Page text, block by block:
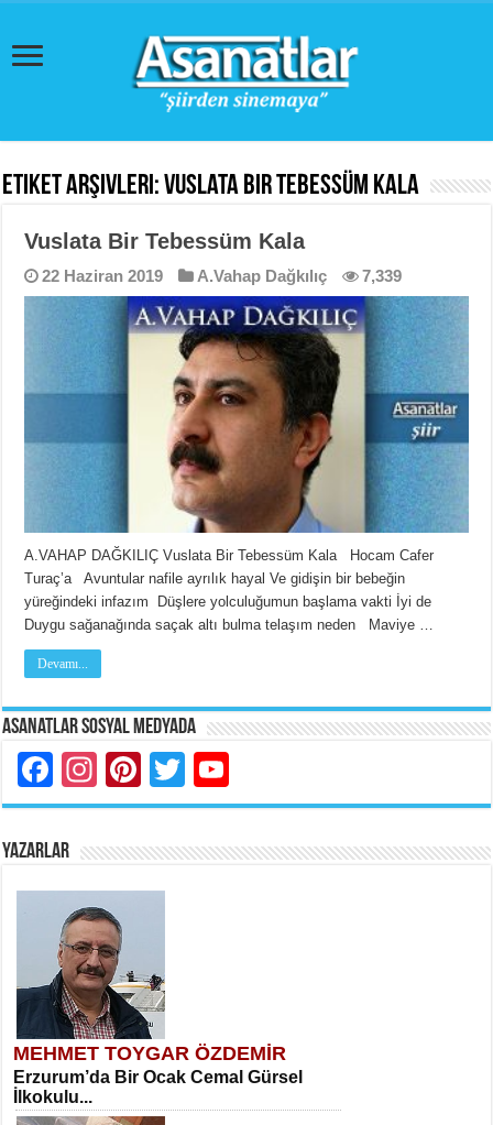
Etiket Arşivleri:Vuslata Bir Tebessüm Kala
Vuslata Bir Tebessüm Kala
22 Haziran 2019 A.Vahap Dağkılıç 7,339
A.VAHAP DAĞKILIÇ Vuslata Bir Tebessüm Kala Hocam Cafer
Turaç’a Avuntular nafile ayrılık hayal Ve gidişin bir bebeğin
yüreğindeki infazım Düşlere yolculuğumun başlama vakti İyi de
Duygu sağanağında saçak altı bulma telaşım neden Maviye …
Devamı...
Asanatlar Sosyal Medyada
Facebook
Instagram
Pinterest
Twitter
YAZARLAR
MEHMET TOYGAR ÖZDEMİR
Erzurum’da Bir Ocak Cemal Gürsel
İlkokulu...